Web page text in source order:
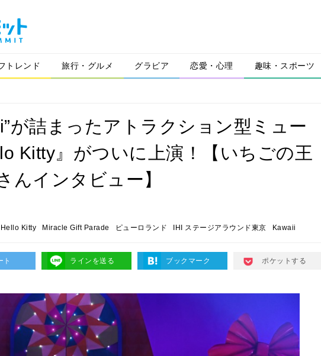
トレンド 旅行・グルメ グラビア 恋愛・心理 趣味・スポーツ
が詰まったアトラクション型ミュー
Kitty』がついに上演！【いちごの王
んインタビュー】
Hello Kitty Miracle Gift Parade ピューロランド IHI ステージアラウンド東京 Kawaii
ト ラインを送る ブックマーク ポケットする